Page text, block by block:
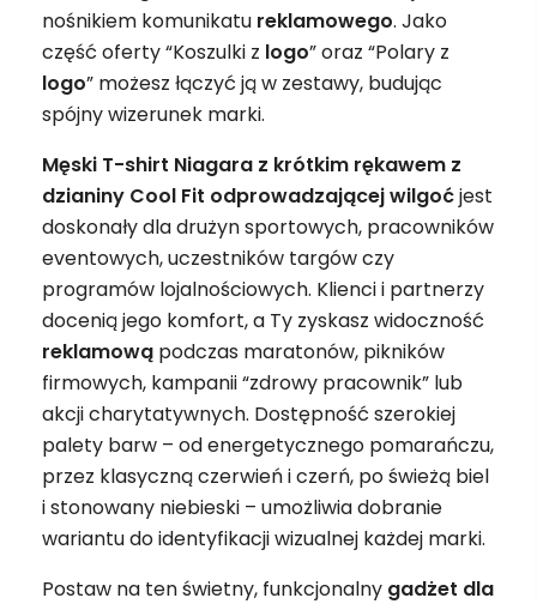
nośnikiem komunikatu reklamowego. Jako
część oferty “Koszulki z logo” oraz “Polary z
logo” możesz łączyć ją w zestawy, budując
spójny wizerunek marki.
Męski T-shirt Niagara z krótkim rękawem z
dzianiny Cool Fit odprowadzającej wilgoćjest
doskonały dla drużyn sportowych, pracowników
eventowych, uczestników targów czy
programów lojalnościowych. Klienci i partnerzy
docenią jego komfort, a Ty zyskasz widoczność
reklamową podczas maratonów, pikników
firmowych, kampanii “zdrowy pracownik” lub
akcji charytatywnych. Dostępność szerokiej
palety barw – od energetycznego pomarańczu,
przez klasyczną czerwień i czerń, po świeżą biel
i stonowany niebieski – umożliwia dobranie
wariantu do identyfikacji wizualnej każdej marki.
Postaw na ten świetny, funkcjonalny gadżet dla